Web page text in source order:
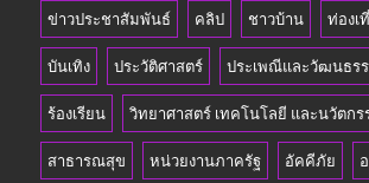
ข่าวประชาสัมพันธ์ คลิป ชาวบ้าน ท่องเ
บันเทิง ประวัติศาสตร์ ประเพณีและวัฒนธร
ร้องเรียน วิทยาศาสตร์ เทคโนโลยี และนวัตกร
สาธารณสุข หน่วยงานภาครัฐ อัคคีภัย